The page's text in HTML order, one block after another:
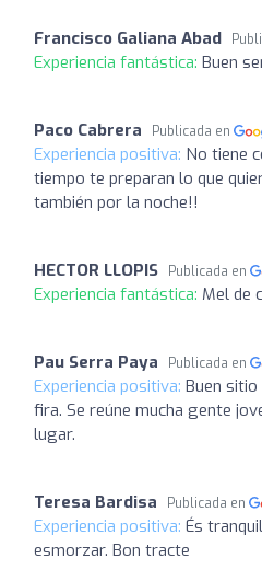
Francisco Galiana Abad
Experiencia fantástica: Buen
Paco Cabrera Publicada en
Experiencia positiva: No tiene
tiempo te preparan lo que
también por la noche!!
HECTOR LLOPIS Publicada en
Experiencia fantástica: Mel de
Pau Serra Paya Publicada en
Experiencia positiva: Buen
fira. Se reúne mucha gente
lugar.
Teresa Bardisa Publicada en
Experiencia positiva: És
esmorzar. Bon tracte